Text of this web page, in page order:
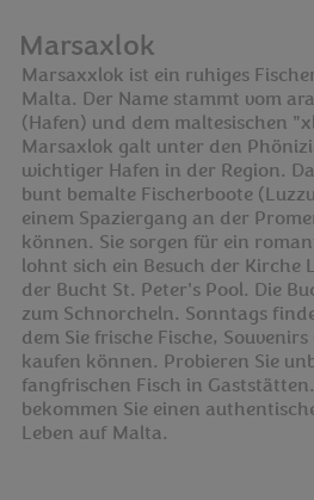
Marsaxlok
Marsaxxlok ist ein ruhiges
Malta. Der Name stammt vom
(Hafen) und dem maltesischen
Marsaxlok galt unter den
wichtiger Hafen in der Region.
bunt bemalte Fischerboote
einem Spaziergang an der
können. Sie sorgen für ein
lohnt sich ein Besuch der Kirche
der Bucht St. Peter's Pool. Die
zum Schnorcheln. Sonntags
dem Sie frische Fische,
kaufen können. Probieren Sie
fangfrischen Fisch in
bekommen Sie einen
Leben auf Malta.